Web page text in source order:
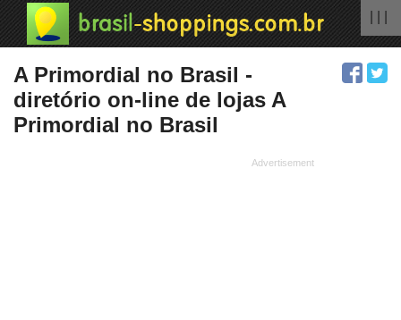
A Primordial no Brasil -
diretório on-line de lojas A
Primordial no Brasil